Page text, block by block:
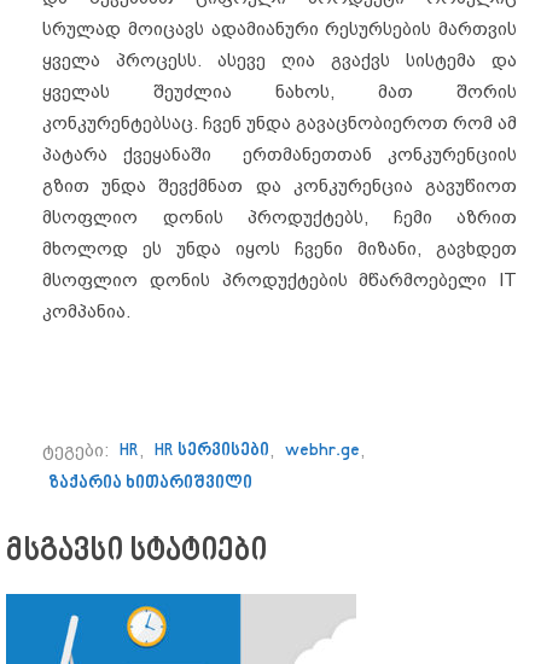
სრულად მოიცავს ადამიანური რესურსების მართვის
ყველა პროცესს. ასევე ღია გვაქვს სისტემა და
ყველას შეუძლია ნახოს, მათ შორის
კონკურენტებსაც. ჩვენ უნდა გავაცნობიეროთ რომ ამ
პატარა ქვეყანაში ერთმანეთთან კონკურენციის
გზით უნდა შევქმნათ და კონკურენცია გავუწიოთ
მსოფლიო დონის პროდუქტებს, ჩემი აზრით
მხოლოდ ეს უნდა იყოს ჩვენი მიზანი, გავხდეთ
მსოფლიო დონის პროდუქტების მწარმოებელი IT
კომპანია.
ტეგები: HR, HR სერვისები, webhr.ge,
ზაქარია ხითარიშვილი
მსგავსი სტატიები